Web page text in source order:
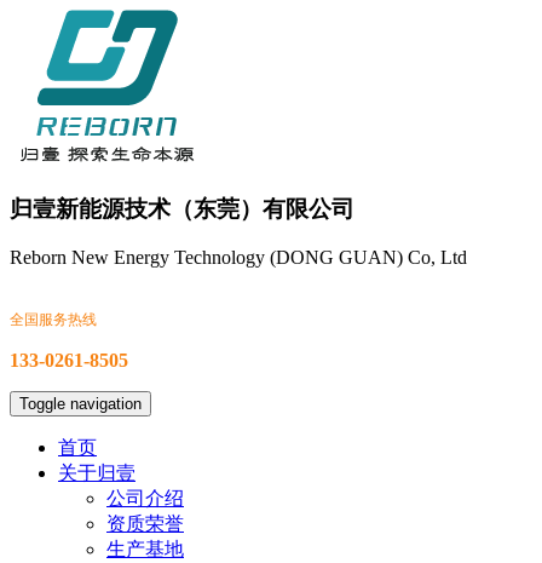
归壹新能源技术（东莞）有限公司
Reborn New Energy Technology (DONG GUAN) Co, Ltd
全国服务热线
133-0261-8505
Toggle navigation
首页
关于归壹
公司介绍
资质荣誉
生产基地